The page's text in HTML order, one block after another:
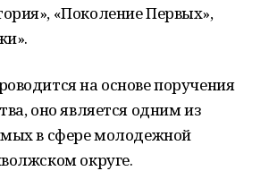
«Поколение Первых»,
на основе поручения
оно является одним из
в сфере молодежной
округе.